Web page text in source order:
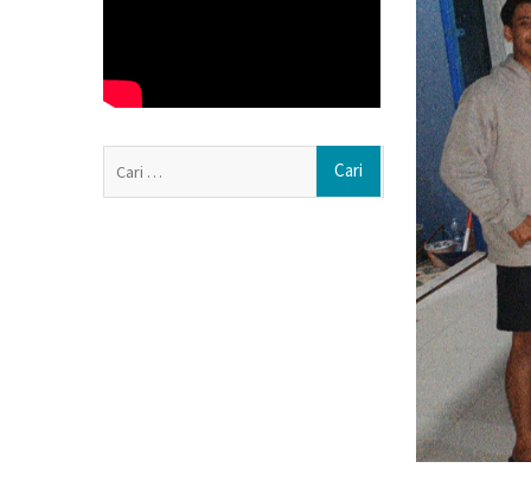
Polisi Dalami
Kantin dan
Jerukan,
Jateng-Kaltim
Kerja Sama
Triliun
Abimanyu,
50 Ribu Lolos
Kampus UNY
Cari
untuk: